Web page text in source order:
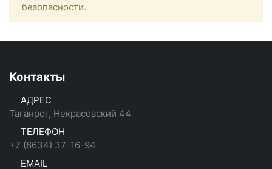
безопасности.
Контакты
АДРЕС
Таганрог, Некрасовский 44
ТЕЛЕФОН
+7 (8634) 37-16-94
EMAIL